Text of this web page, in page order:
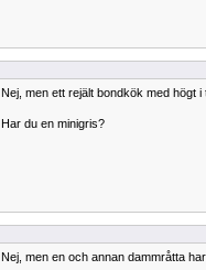
Nej, men ett rejält bondkök med högt i
Har du en minigris?
Nej, men en och annan dammråtta har